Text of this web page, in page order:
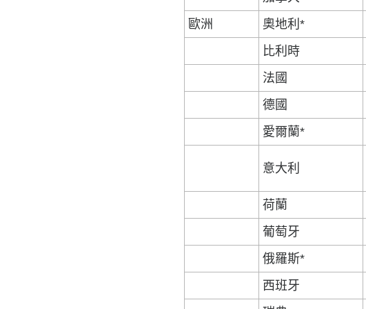
歐洲
奧地利*
比利時
法國
德國
愛爾蘭*
意大利
荷蘭
葡萄牙
俄羅斯*
西班牙